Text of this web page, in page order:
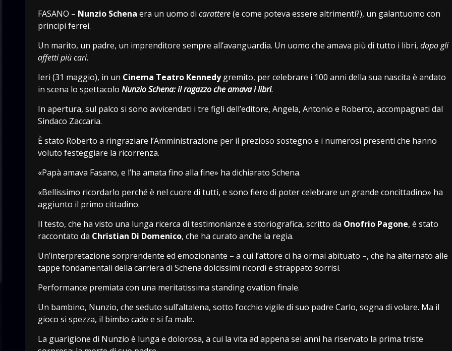
FASANO – Nunzio Schena era un uomo di carattere(e come poteva essere altrimenti?), un galantuomo con
principi ferrei.
Un marito, un padre, un imprenditore sempre all’avanguardia. Un uomo che amava più di tutto i libri, dopo gli
affetti più cari.
Ieri (31 maggio), in un Cinema Teatro Kennedygremito, per celebrare i 100 anni della sua nascita è andato
in scena lo spettacolo Nunzio Schena: il ragazzo che amava i libri.
In apertura, sul palco si sono avvicendati i tre figli dell’editore, Angela, Antonio e Roberto, accompagnati dal
Sindaco Zaccaria.
È stato Roberto a ringraziare l’Amministrazione per il prezioso sostegno e i numerosi presenti che hanno
voluto festeggiare la ricorrenza.
«Papà amava Fasano, e l’ha amata fino alla fine» ha dichiarato Schena.
«Bellissimo ricordarlo perché è nel cuore di tutti, e sono fiero di poter celebrare un grande concittadino» ha
aggiunto il primo cittadino.
Il testo, che ha visto una lunga ricerca di testimonianze e storiografica, scritto da Onofrio Pagone, è stato
raccontato da Christian Di Domenico, che ha curato anche la regia.
Un’interpretazione sorprendente ed emozionante – a cui l’attore ci ha ormai abituato –, che ha alternato alle
tappe fondamentali della carriera di Schena dolcissimi ricordi e strappato sorrisi.
Performance premiata con una meritatissima standing ovation finale.
Un bambino, Nunzio, che seduto sull’altalena, sotto l’occhio vigile di suo padre Carlo, sogna di volare. Ma il
gioco si spezza, il bimbo cade e si fa male.
La guarigione di Nunzio è lunga e dolorosa, a cui la vita ad appena sei anni ha riservato la prima triste